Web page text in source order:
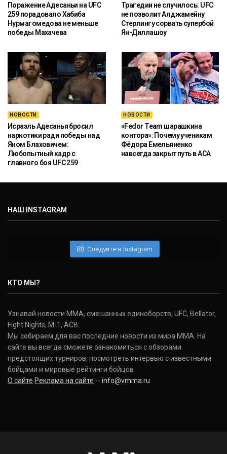
Поражение Адесаньи на UFC
259 порадовало Хабиба
Нурмагомедова не меньше
победы Махачева
Трагедии не случилось: UFC
не позволит Алджамейну
Стерлингу сорвать супербой
Ян-Диллашоу
НОВОСТИ
Исраэль Адесанья бросил
наркотики ради победы над
Яном Блаховичем:
Любопытный кадр с
главного боя UFC 259
НОВОСТИ
«Fedor Team шарашкина
контора»: Почему ученикам
Фёдора Емельяненко
навсегда закрыт путь в ACA
НАШ INSTAGRAM
Следуйте в Instagram
КТО МЫ?
Узнавай новости ММА, смешанных единоборств, UFC, Bellator,
Fight Nights, M-1, ACB.
Мы собираем для вас последние новости из мира ММА. На
сайте вы всегда сможете ознакомиться с обзорами
предстоящих турниров, посмотреть интервью с известными
бойцами и мировые рейтинги бойцов.
О сайте Реклама на сайте -- info@vmma.ru